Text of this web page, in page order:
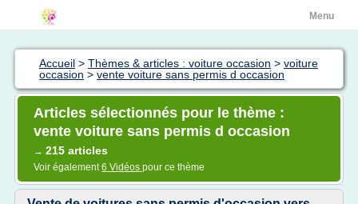
Menu
Accueil > Thèmes & articles : voiture occasion > voiture
occasion > vente voiture sans permis d occasion
Articles sélectionnés pour le thème :
vente voiture sans permis d occasion
→ 215 articles
Voir également6 Vidéos pour ce thème